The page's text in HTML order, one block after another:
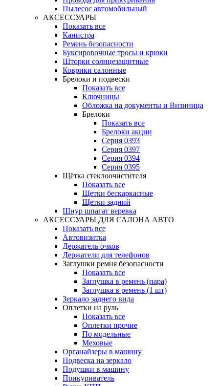
Пылесос автомобильный
АКСЕССУАРЫ
Показать все
Канистра
Ремень безопасности
Буксировочные тросы и крюки
Шторки солнцезащитные
Коврики салонные
Брелоки и подвески
Показать все
Ключницы
Обложка на документы и Визиница
Брелоки
Показать все
Брелоки акции
Серия 0393
Серия 0397
Серия 0394
Серия 0395
Щётка стеклоочистителя
Показать все
Щетки бескаркасные
Щетки задний
Шнур шпагат веревка
АКСЕССУАРЫ ДЛЯ САЛОНА АВТО
Показать все
Автовизитка
Держатель очков
Держатели для телефонов
Заглушки ремня безопасности
Показать все
Заглушка в ремень (пара)
Заглушка в ремень (1 шт)
Зеркало заднего вида
Оплетки на руль
Показать все
Оплетки прочиe
По модельные
Меховые
Органайзеры в машину
Подвеска на зеркало
Подушки в машину
Прикуриватель